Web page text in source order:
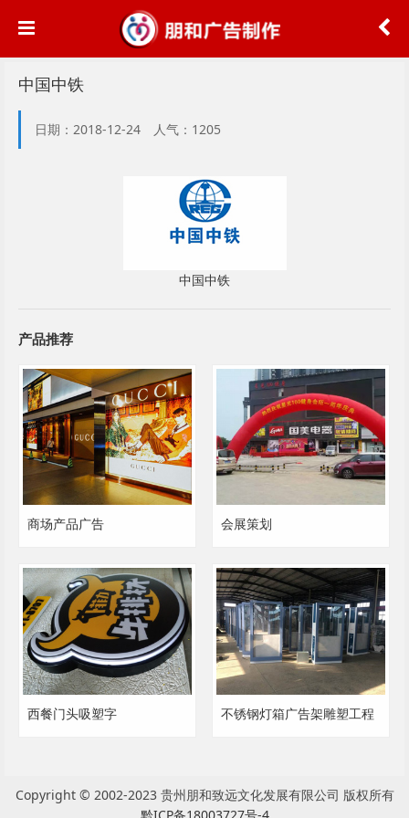
中国中铁
日期：2018-12-24 人气：1205
中国中铁
产品推荐
商场产品广告 会展策划
西餐门头吸塑字 不锈钢灯箱广告架雕塑工程
Copyright © 2002-2023 贵州朋和致远文化发展有限公司 版权所有
黔ICP备18003727号-4